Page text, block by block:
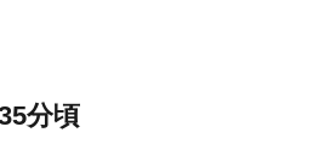
分頃